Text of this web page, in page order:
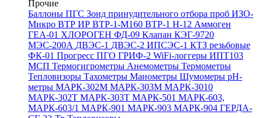
Прочие
Баллоны ПГС Зонд принудительного отбора проб ИЗО-
Микро ВТР ИР ВТР-1-М160 ВТР-1 Н-12 Аммоген
ГЕА-01 ХЛОРОГЕН ФД-09 Клапан КЭГ-9720
МЭС-200А ДВЭС-1 ДВЭС-2 ИПСЭС-1 КТЗ резьбовые
ФК-01 Прогресс ПГО ГРИФ-2 WiFi-логгеры ИПТ103
МСП Термогигрометры Анемометры Термометры
Тепловизоры Тахометры Манометры Шумомеры pH-
метры МАРК-302М МАРК-303М МАРК-3010
МАРК-302Т МАРК-303Т МАРК-501 МАРК-603,
МАРК-603/1 МАРК-901 МАРК-903 МАРК-904 ГЕРДА-